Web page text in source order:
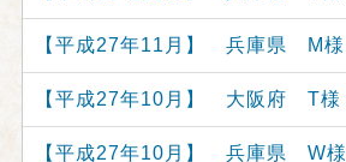
【平成27年11月】 兵庫県 M様
【平成27年10月】 大阪府 T様
【平成27年10月】 兵庫県 W様